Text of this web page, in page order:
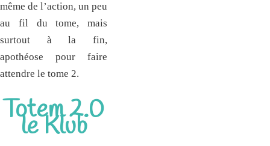
même de l’action, un peu
au fil du tome, mais
surtout à la fin,
apothéose pour faire
attendre le tome 2.
Totem 2.0
le Klub